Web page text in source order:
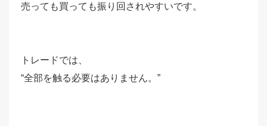
売っても買っても振り回されやすいです。
トレードでは、
“全部を触る必要はありません。”